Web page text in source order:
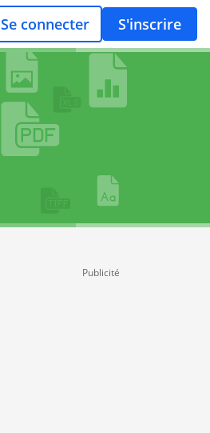
Se connecter S'inscrire
Publicité